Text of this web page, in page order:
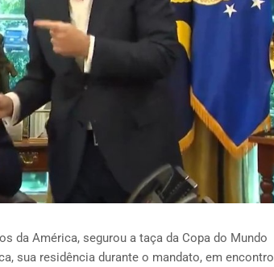
da América, segurou a taça da Copa do Mundo
sua residência durante o mandato, em encontro